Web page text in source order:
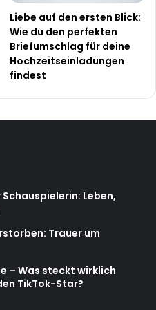
Liebe auf den ersten Blick:
Wie du den perfekten
Briefumschlag für deine
Hochzeitseinladungen
findest
Leben,
Trauer um
– Was steckt wirklich
TikTok-Star?